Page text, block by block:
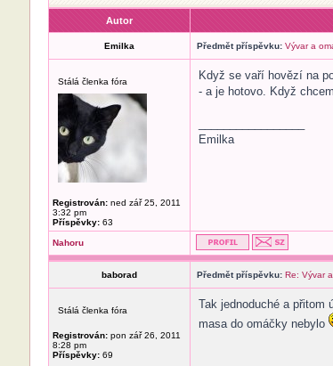
Autor
Emilka Předmět příspěvku: Vývar a
Stálá členka fóra
Registrován:ned zář 25, 2011
3:32 pm
Příspěvky:63
Když se vaří hovězí na
- a je hotovo. Když
Emilka
Nahoru
baborad Předmět příspěvku: Re: Vývar
Stálá členka fóra
Registrován:pon zář 26, 2011
8:28 pm
Příspěvky:69
Tak jednoduché a
masa do omáčky nebylo